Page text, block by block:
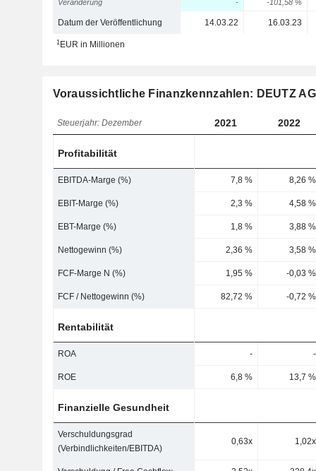
Veränderung - -101,58 %
Datum der Veröffentlichung 14.03.22 16.03.23
1EUR in Millionen
Voraussichtliche Finanzkennzahlen: DEUTZ AG
Steuerjahr: Dezember 2021 2022
Profitabilität
EBITDA-Marge (%) 7,8 % 8,26 %
EBIT-Marge (%) 2,3 % 4,58 %
EBT-Marge (%) 1,8 % 3,88 %
Nettogewinn (%) 2,36 % 3,58 %
FCF-Marge N (%) 1,95 % -0,03 %
FCF / Nettogewinn (%) 82,72 % -0,72 %
Rentabilität
ROA - -
ROE 6,8 % 13,7 %
Finanzielle Gesundheit
Verschuldungsgrad
(Verbindlichkeiten/EBITDA)
0,63x 1,02x